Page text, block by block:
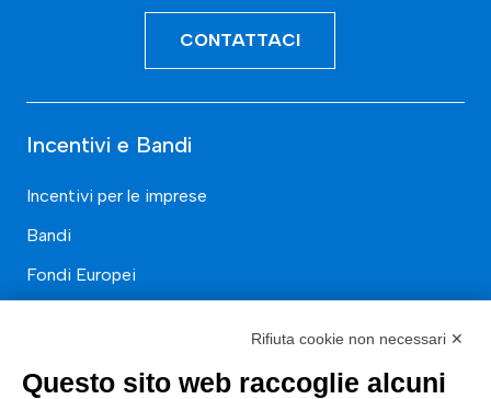
CONTATTACI
Incentivi e Bandi
Incentivi per le imprese
Bandi
Fondi Europei
ESG
Rifiuta cookie non necessari ✕
Questo sito web raccoglie alcuni